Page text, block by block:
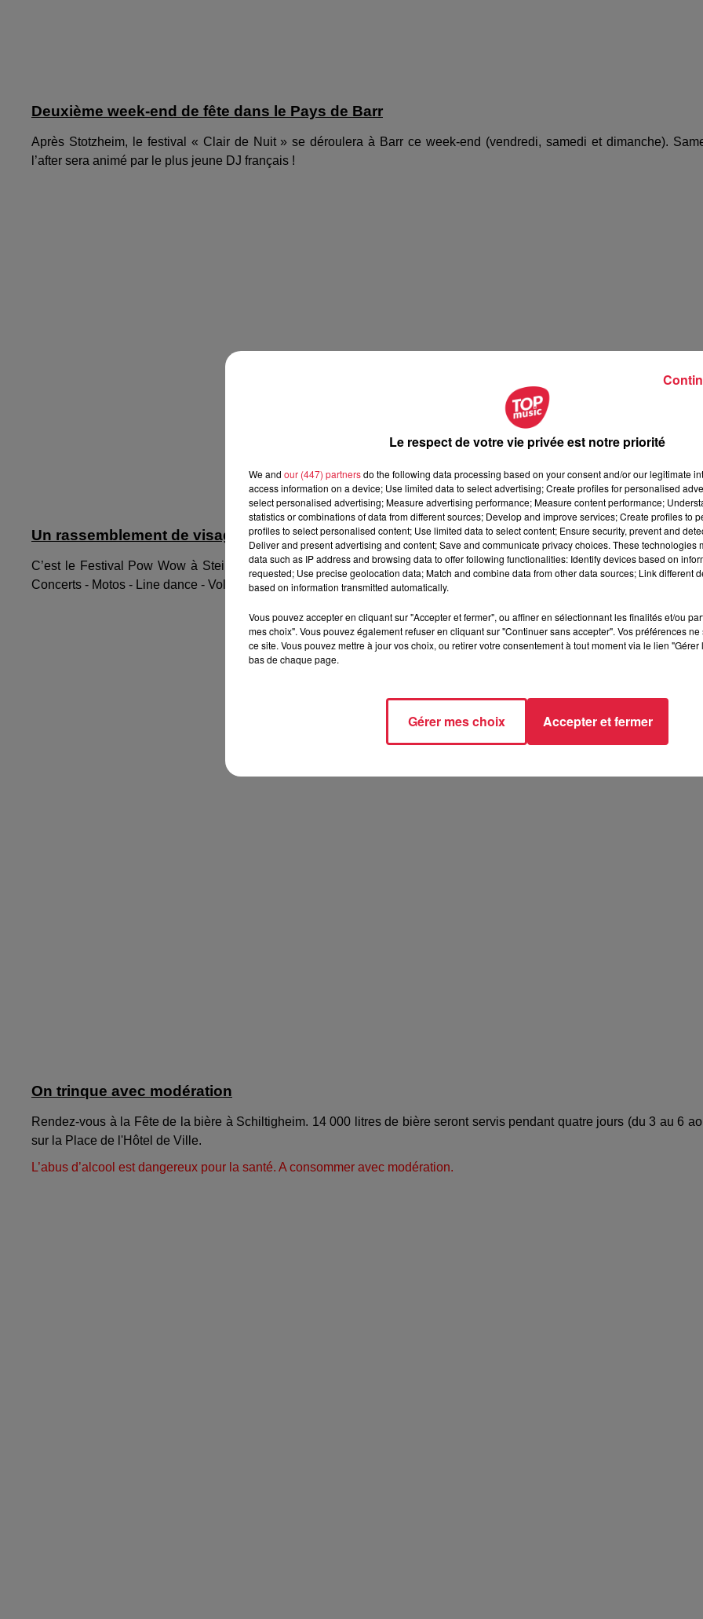
Deuxième week-end de fête dans le Pays de Barr
Après Stotzheim, le festival « Clair de Nuit » se déroulera à Barr ce week-end (vendredi, samedi et dimanche).
l’after sera animé par le plus jeune DJ français !
Un rassemblement de visages pâles
C’est le Festival Pow Wow à Steinbourg. Au Programme : Village Indien - Camps trappeurs - Tente US - Expo
Concerts - Motos - Line dance - Voltige - Cascades - Dressage - Promenade en poney.
On trinque avec modération
Rendez-vous à la Fête de la bière à Schiltigheim. 14 000 litres de bière seront servis pendant quatre jours (du 3 au 6
sur la Place de l'Hôtel de Ville.
L’abus d’alcool est dangereux pour la santé. A consommer avec modération.
Le respect de votre vie privée est notre priorité
We and our (447) partnersdo the following data processing based on your consent and/or our legitimate
access information on a device; Use limited data to select advertising; Create profiles for personalised
select personalised advertising; Measure advertising performance; Measure content performance;
statistics or combinations of data from different sources; Develop and improve services; Create profiles to
profiles to select personalised content; Use limited data to select content; Ensure security, prevent and
Deliver and present advertising and content; Save and communicate privacy choices. These technologies
data such as IP address and browsing data to offer following functionalities: Identify devices based on
requested; Use precise geolocation data; Match and combine data from other data sources; Link different
based on information transmitted automatically.
Vous pouvez accepter en cliquant sur "Accepter et fermer", ou affiner en sélectionnant les finalités et/ou
mes choix". Vous pouvez également refuser en cliquant sur "Continuer sans accepter". Vos préférences
ce site. Vous pouvez mettre à jour vos choix, ou retirer votre consentement à tout moment via le lien
bas de chaque page.
Gérer mes choix Accepter et fermer